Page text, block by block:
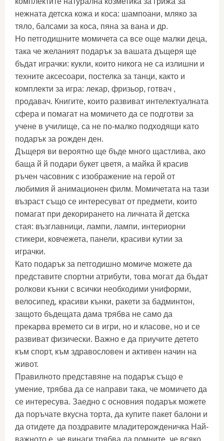
нежната детска кожа и коса: шампоани, мляко за
тяло, балсами за коса, пяна за вана и др.
Но петгодишните момичета са все още малки деца,
така че желаният подарък за вашата дъщеря ще
бъдат играчки: кукли, които никога не са излишни и
техните аксесоари, постелка за танци, както и
комплекти за игра: лекар, фризьор, готвач ,
продавач. Книгите, които развиват интелектуалната
сфера и помагат на момичето да се подготви за
учене в училище, са не по-малко подходящи като
подарък за рожден ден.
Дъщеря ви вероятно ще бъде много щастлива, ако
баща й й подари букет цветя, а майка й красив
ръчен часовник с изображение на герой от
любимия й анимационен филм. Момичетата на тази
възраст също се интересуват от предмети, които
помагат при декорирането на личната й детска
стая: възглавници, лампи, лампи, интериорни
стикери, ковчежета, панели, красиви кутии за
играчки.
Като подарък за петгодишно момиче можете да
представите спортни атрибути, това могат да бъдат
ролкови кънки с всички необходими униформи,
велосипед, красиви кънки, ракети за бадминтон,
защото бъдещата дама трябва не само да
прекарва времето си в игри, но и класове, но и се
развиват физически. Важно е да приучите детето
към спорт, към здравословен и активен начин на
живот.
Правилното представяне на подарък също е
умение, трябва да се направи така, че момичето да
се интересува. Заедно с основния подарък можете
да поръчате вкусна торта, да купите пакет балони и
да отидете да поздравите младитерожденичка Най-